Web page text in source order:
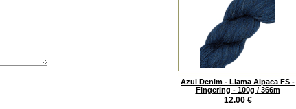
Azul Denim - Llama Alpaca FS -
Fingering - 100g / 366m
12.00 €